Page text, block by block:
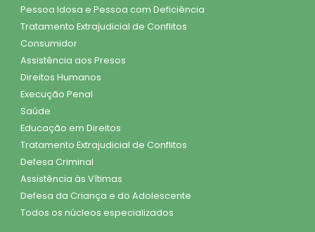
Pessoa Idosa e Pessoa com Deficiência
Tratamento Extrajudicial de Conflitos
Consumidor
Assistência aos Presos
Direitos Humanos
Execução Penal
Saúde
Educação em Direitos
Tratamento Extrajudicial de Conflitos
Defesa Criminal
Assistência às Vítimas
Defesa da Criança e do Adolescente
Todos os núcleos especializados